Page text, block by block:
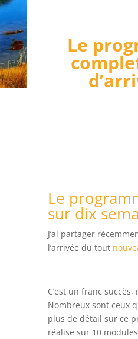
Le
Le
sur dix
J’ai partager
l’arrivée du tout
C’est un franc
Nombreux sont ceux
plus de détail sur ce
réalise sur 10